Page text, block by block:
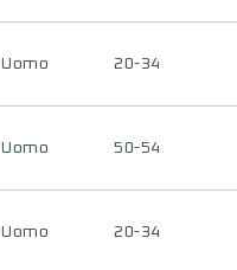
Uomo 20-34
Uomo 50-54
Uomo 20-34